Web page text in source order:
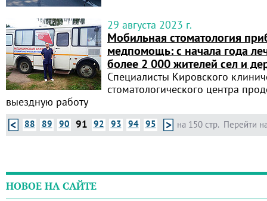
29 августа 2023 г.
Мобильная стоматология
медпомощь: с начала года
более 2 000 жителей сел и
Специалисты Кировского
стоматологического центра
выездную работу
Перейти
88 89 90 91 92 93 94 95 на 150 стр.
НОВОЕ НА САЙТЕ